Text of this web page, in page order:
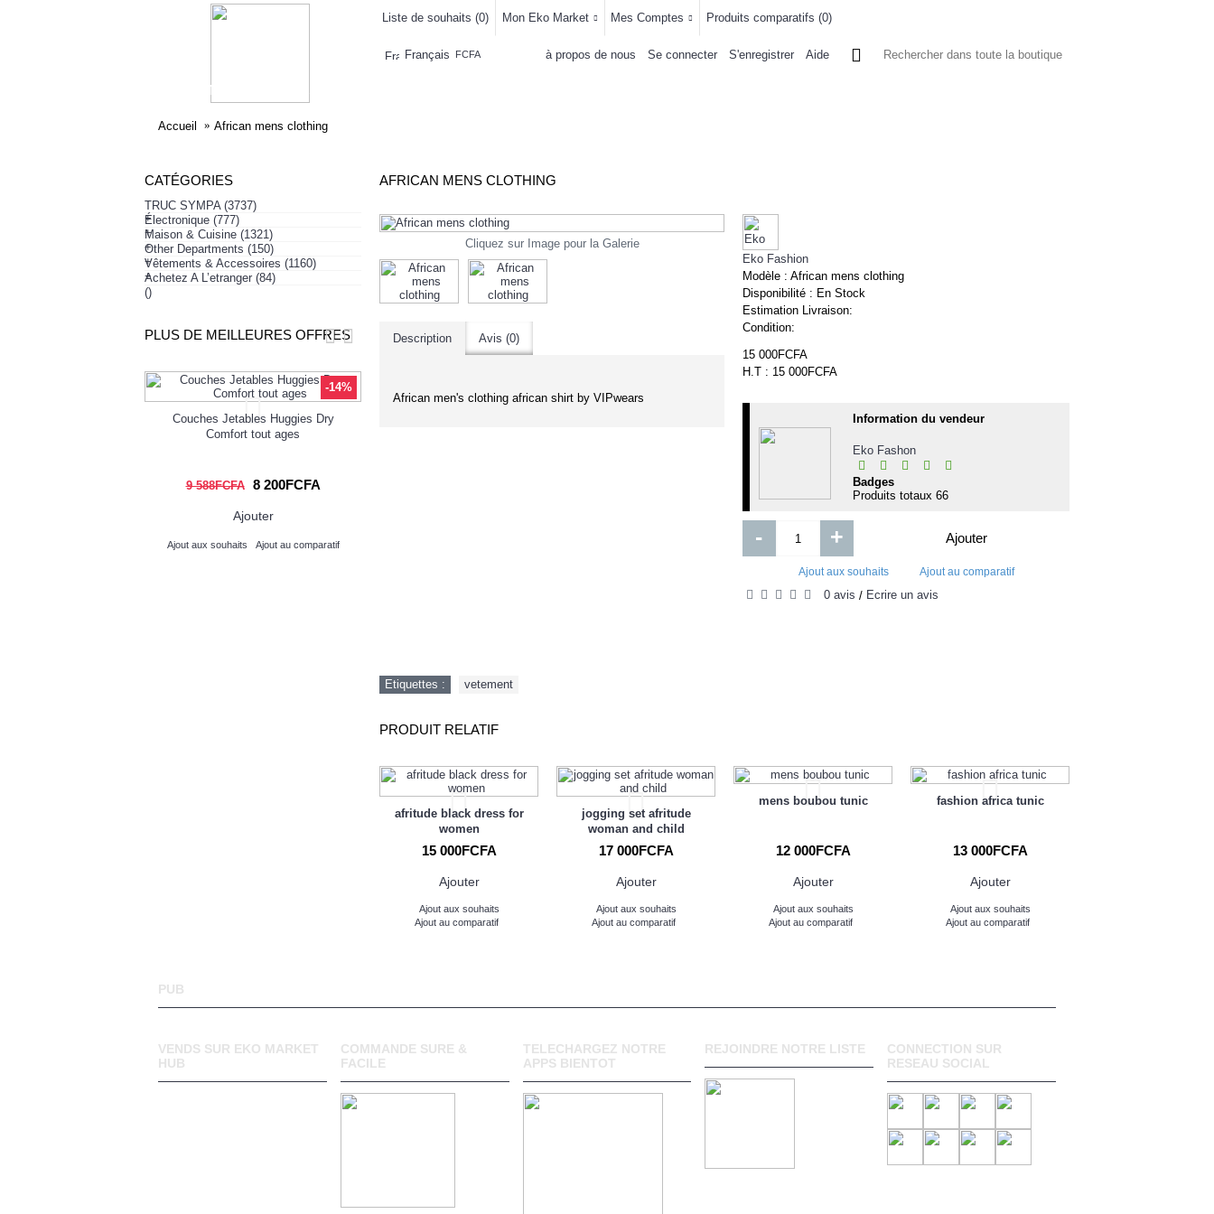
Liste de souhaits (0) Mon Eko Market Mes Comptes Produits comparatifs (0)
Français FCFA à propos de nous Se connecter S'enregistrer Aide
ELECTRONIQUE
Accueil African mens clothing
CATÉGORIES
TRUC SYMPA (3737)
+
Électronique (777)
+
Maison & Cuisine (1321)
+
Other Departments (150)
+
Vêtements & Accessoires (1160)
+
Achetez A L’etranger (84)
()
PLUS DE MEILLEURES OFFRES
-14%
Couches Jetables Huggies Dry
Comfort tout ages
9 588FCFA 8 200FCFA
Ajouter
Ajout aux souhaits Ajout au comparatif
100ml Parfum PE
Ajouter
Ajout au comparatif
Out Of Stock
Ajout aux souhaits Ajout au comparatif
AFRICAN MENS CLOTHING
Cliquez sur Image pour la Galerie
Description Avis (0)
African men's clothing african shirt by VIPwears
Eko Fashion
Modèle : African mens clothing
Disponibilité : En Stock
Estimation Livraison:
Condition:
15 000FCFA
H.T : 15 000FCFA
Information du vendeur
Eko Fashon
Badges
Produits totaux 66
- + Ajouter
Ajout aux souhaits Ajout au comparatif
0 avis / Écrire un avis
Etiquettes : vetement
PRODUIT RELATIF
afritude black dress for
women
15 000FCFA
Ajouter
Ajout aux souhaits
Ajout au comparatif
jogging set afritude
woman and child
17 000FCFA
Ajouter
Ajout aux souhaits
Ajout au comparatif
mens boubou tunic
12 000FCFA
Ajouter
Ajout aux souhaits
Ajout au comparatif
fashion africa tunic
13 000FCFA
Ajouter
Ajout aux souhaits
Ajout au comparatif
PUB
VENDS SUR EKO MARKET
HUB
COMMANDE SURE &
FACILE
TELECHARGEZ NOTRE
APPS BIENTOT
REJOINDRE NOTRE LISTE
CONNECTION SUR
RESEAU SOCIAL